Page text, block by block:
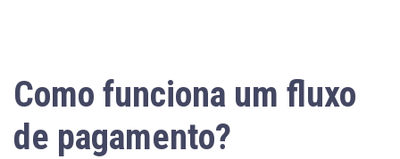
Como funciona um fluxo
de pagamento?